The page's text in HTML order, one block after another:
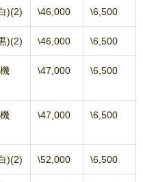
)(2) \46,000 \6,500
)(2) \46,000 \6,500
\47,000 \6,500
\47,000 \6,500
)(2) \52,000 \6,500